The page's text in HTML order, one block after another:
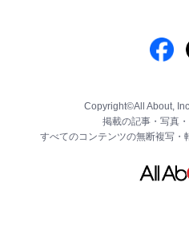
Copyright©All About,
掲載の記事・写真・
すべてのコンテンツの無断複写・